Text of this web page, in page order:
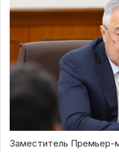
Заместитель Премьер-